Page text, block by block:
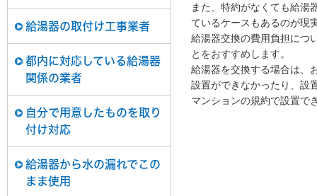
給湯器の取付け工事業者
都内に対応している給湯器
関係の業者
自分で用意したものを取り
付け対応
給湯器から水の漏れでこの
まま使用
また、特約がなくても給湯
ているケースもあるのが現
給湯器交換の費用負担につ
とをおすすめします。
給湯器を交換する場合は、
設置ができなかったり、設
マンションの規約で設置で